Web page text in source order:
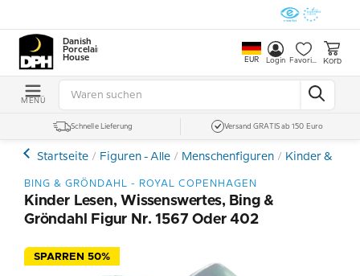
Danish
Porcelain
House
EUR Login Favoriten Korb
MENÜ
Schnelle Lieferung Versand GRATIS ab 150 Euro
Startseite Figuren - Alle Menschenfiguren Kinder &
BING & GRÖNDAHL - ROYAL COPENHAGEN
Kinder Lesen, Wissenswertes, Bing &
Gröndahl Figur Nr. 1567 Oder 402
SPARREN 50%